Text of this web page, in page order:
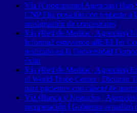
Vía (Contrapunto| Agencias) Han
CNP Fija posición con respecto a
reasignación de concesiones
Vía (Red de Medios | Agencias)
Informa2 estuvieron allí: El 1er
realizado en la Universidad
éxito
Vía (Red de Medios | Agencias)
el World Trade Center | Dictarán
para pacientes con cáncer de
Vía (Banca y Negocios |
recuperación | Gobierno actualizó